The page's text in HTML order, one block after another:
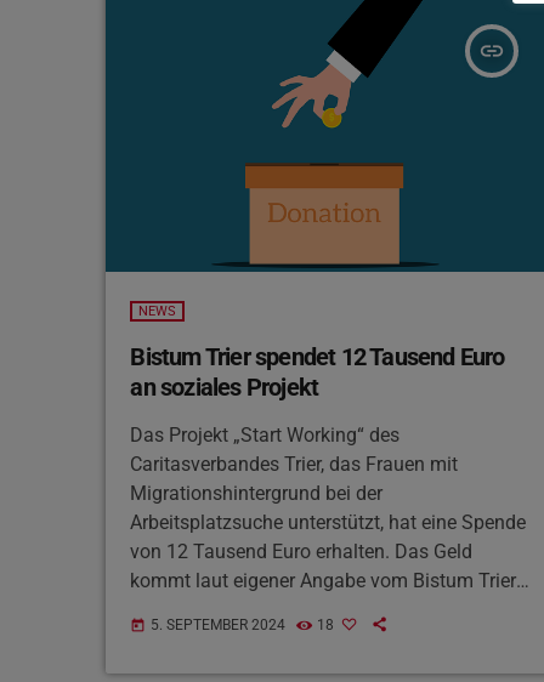
insert_link
NEWS
Bistum Trier spendet 12 Tausend Euro
an soziales Projekt
Das Projekt „Start Working“ des
Caritasverbandes Trier, das Frauen mit
Migrationshintergrund bei der
Arbeitsplatzsuche unterstützt, hat eine Spende
von 12 Tausend Euro erhalten. Das Geld
kommt laut eigener Angabe vom Bistum Trier.
zur Vereinbarkeit von Familie und Beruf und
unterstützt bei der Suche nach passenden
today 5. SEPTEMBER 2024 18